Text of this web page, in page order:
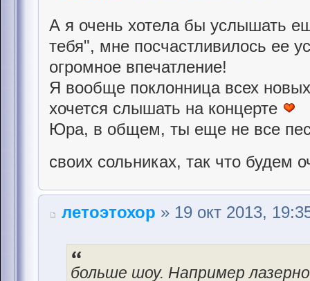
А я очень хотела бы услышать
тебя", мне посчастливилось ее
огромное впечатление!
Я вообще поклонница всех
хочется слышать на концерте
Юра, в общем, ты еще не все
своих сольниках, так что будем
летоэтохор » 19 окт 2013,
больше шоу. Например